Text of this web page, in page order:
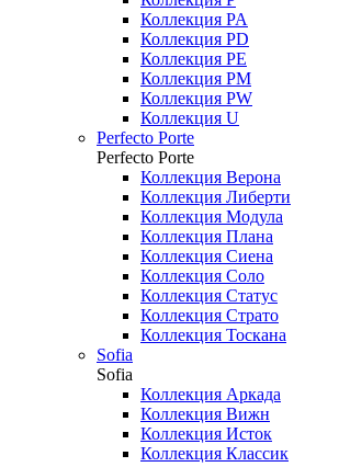
Коллекция PA
Коллекция PD
Коллекция PE
Коллекция PM
Коллекция PW
Коллекция U
Perfecto Porte
Perfecto Porte
Коллекция Верона
Коллекция Либерти
Коллекция Модула
Коллекция Плана
Коллекция Сиена
Коллекция Соло
Коллекция Статус
Коллекция Страто
Коллекция Тоскана
Sofia
Sofia
Коллекция Аркада
Коллекция Вижн
Коллекция Исток
Коллекция Классик